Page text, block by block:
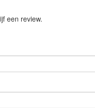
een review.